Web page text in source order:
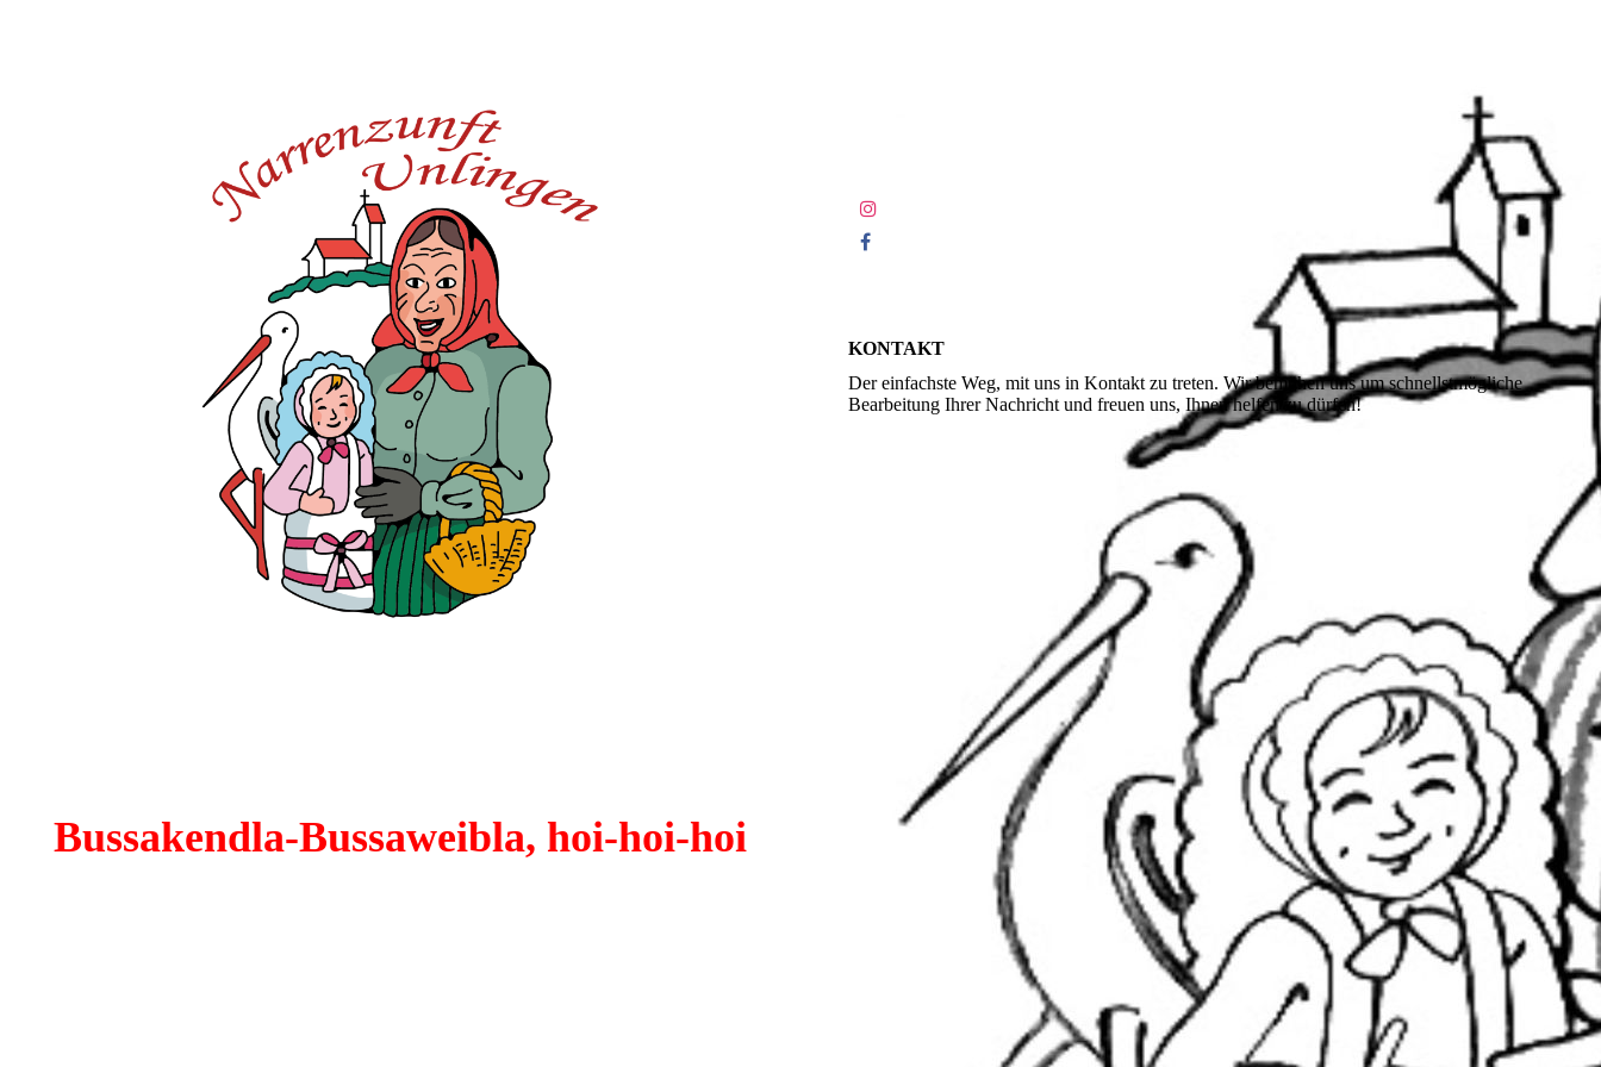
Bussakendla-Bussaweibla, hoi-hoi-hoi
KONTAKT
Der einfachste Weg, mit uns in Kontakt zu treten. Wir bemühen uns um schnellstmögliche
Bearbeitung Ihrer Nachricht und freuen uns, Ihnen helfen zu dürfen!